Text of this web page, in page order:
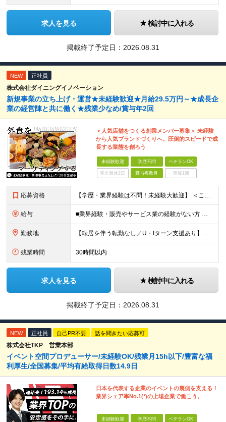
求人を見る 検討中に入れる
掲載終了予定日： 2026.08.31
NEW 正社員
株式会社ダイニングイノベーション
新規事業の立ち上げ・運営★未経験歓迎★月給29.5万円～★成長企
業の経営陣と共に働く★残業少なめ/賞与年2回
＜人気店舗をつくる創業メンバー募集＞ 未経験
から人気ブランドづくりへ。圧倒的スピードで成
長する業態を創ろう
未経験歓迎 学歴不問 ベテランOK
完全週休2日 賞与複数月 面接1回
応募資格 【学歴・業界経験は不問！未経験大歓迎】 ＜こんな方、大歓迎！＞ ・新しいことにイチから挑戦し、ワクワクする熱量を味わいたい方 ・毎日同じことの繰り返しから抜け出したい方 ・新しいブランドづくりに興味
給与 ■業界経験・販売やサービス業の経験がない方 月給29.5万円～ ※固定残業手当（51,937円～/月30時間分）、固定深夜割増手当（3,463円～月10時間分） ■外食業界で店長・副店長等の経験をお
勤務地 【転居を伴う転勤なし／U・Iターン支援あり】 本社（恵比寿）または当社が運営する東京都内の直営店舗での勤務 ※配属先は経験・希望・プロジェクト内容を踏まえて決定します。 ★社宅・引越支援制度あり（
残業時間 30時間以内
求人を見る 検討中に入れる
掲載終了予定日： 2026.08.31
NEW 正社員 自己PR不要 話を聞きたい応募可
株式会社TKP 営業本部
イベント空間プロデューサー/未経験OK/残業月15h以下/豊富な福
利厚生/全国募集/平均有給取得日数14.9日
日本を代表する企業のイベントの裏側を支える！
業界シェア率No.1(*)の上場企業で働こう。
未経験歓迎 学歴不問 ベテランOK